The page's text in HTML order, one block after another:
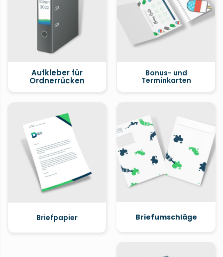
Aufkleber für
Ordnerrücken
Bonus- und
Terminkarten
Briefpapier Briefumschläge